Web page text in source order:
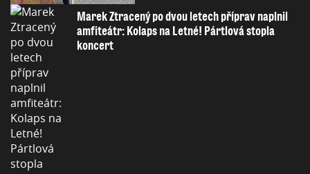
Marek Ztracený po dvou letech příprav naplnil
amfiteátr: Kolaps na Letné! Pártlová stopla
koncert